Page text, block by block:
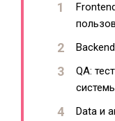
QA:
Data и